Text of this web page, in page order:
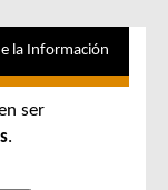
la Información
ser
.